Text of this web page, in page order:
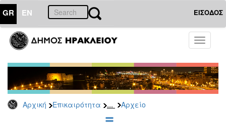
GR EN ΕΙΣΟΔΟΣ
Toggle
Αρχική Επικαιρότητα ... Αρχείο
ΕΠΙΚΑΙΡΟΤΗΤΑ
Παρατάξεις
Αρχείο